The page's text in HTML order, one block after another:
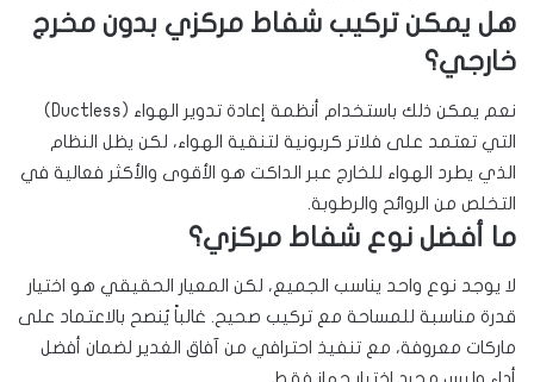
هل يمكن تركيب شفاط مركزي بدون مخرج
خارجي؟
نعم يمكن ذلك باستخدام أنظمة إعادة تدوير الهواء (Ductless)
التي تعتمد على فلاتر كربونية لتنقية الهواء، لكن يظل النظام
الذي يطرد الهواء للخارج عبر الداكت هو الأقوى والأكثر فعالية في
التخلص من الروائح والرطوبة.
ما أفضل نوع شفاط مركزي؟
لا يوجد نوع واحد يناسب الجميع، لكن المعيار الحقيقي هو اختيار
قدرة مناسبة للمساحة مع تركيب صحيح. غالباً يُنصح بالاعتماد على
ماركات معروفة، مع تنفيذ احترافي من آفاق الغدير لضمان أفضل